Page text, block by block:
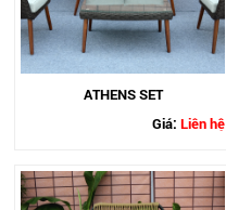
ATHENS SET
Giá:Liên hệ